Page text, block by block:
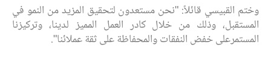
وختم القبيسي قائلاً: "نحن مستعدون لتحقيق المزيد من النمو في
المستقبل، وذلك من خلال كادر العمل المميز لدينا، وتركيزنا
المستمرعلى خفض النفقات والمحفاظة على ثقة عملائنا".